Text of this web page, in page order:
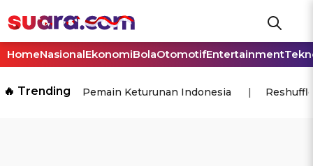
HomeNasionalEkonomiBolaOtomotifEntertainment
🔥 Trending Pemain Keturunan Indonesia